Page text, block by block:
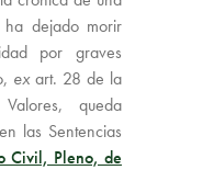
ha dejado morir
por graves
exart. 28 de la
queda
las Sentencias
Civil, Pleno, de